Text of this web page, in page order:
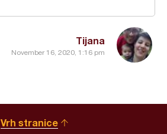
Tijana
November 16, 2020, 1:16 pm
Vrh stranice